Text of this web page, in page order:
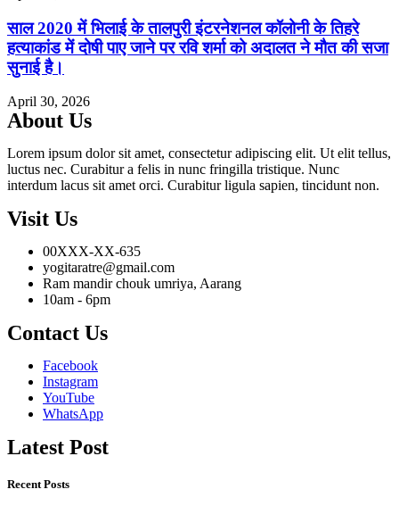
साल 2020 में भिलाई के तालपुरी इंटरनेशनल कॉलोनी के तिहरे
हत्याकांड में दोषी पाए जाने पर रवि शर्मा को अदालत ने मौत की सजा
सुनाई है।
April 30, 2026
About Us
Lorem ipsum dolor sit amet, consectetur adipiscing elit. Ut elit tellus,
luctus nec. Curabitur a felis in nunc fringilla tristique. Nunc
interdum lacus sit amet orci. Curabitur ligula sapien, tincidunt non.
Visit Us
00XXX-XX-635
yogitaratre@gmail.com
Ram mandir chouk umriya, Aarang
10am - 6pm
Contact Us
Facebook
Instagram
YouTube
WhatsApp
Latest Post
Recent Posts